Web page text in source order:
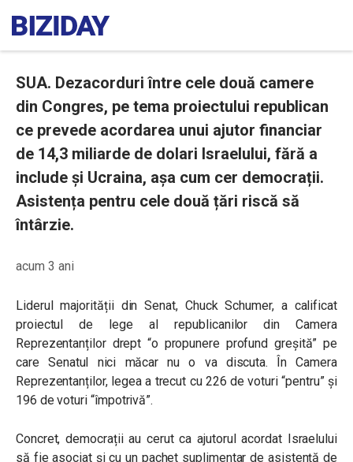
SUA. Dezacorduri între cele două camere
din Congres, pe tema proiectului republican
ce prevede acordarea unui ajutor financiar
de 14,3 miliarde de dolari Israelului, fără a
include și Ucraina, așa cum cer democrații.
Asistența pentru cele două țări riscă să
întârzie.
acum 3 ani
Liderul majorității din Senat, Chuck Schumer, a calificat
proiectul de lege al republicanilor din Camera
Reprezentanților drept “o propunere profund greșită” pe
care Senatul nici măcar nu o va discuta. În Camera
Reprezentanților, legea a trecut cu 226 de voturi “pentru” și
196 de voturi “împotrivă”.
Concret, democrații au cerut ca ajutorul acordat Israelului
să fie asociat și cu un pachet suplimentar de asistență de